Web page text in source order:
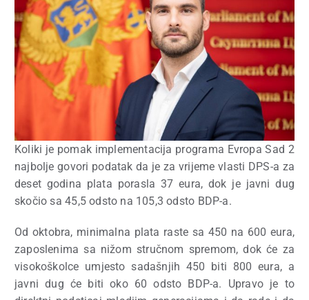
Mladi Evrope
Kontakt
Koliki je pomak implementacija programa Evropa Sad 2
najbolje govori podatak da je za vrijeme vlasti DPS-a za
deset godina plata porasla 37 eura, dok je javni dug
skočio sa 45,5 odsto na 105,3 odsto BDP-a.
Od oktobra, minimalna plata raste sa 450 na 600 eura,
zaposlenima sa nižom stručnom spremom, dok će za
visokoškolce umjesto sadašnjih 450 biti 800 eura, a
javni dug će biti oko 60 odsto BDP-a. Upravo je to